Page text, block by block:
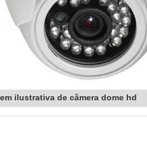
ilustrativa de câmera dome hd